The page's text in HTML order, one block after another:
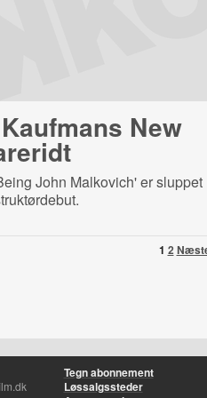
New
John Malkovich' er sluppet
1 2
Tegn abonnement
Løssalgssteder